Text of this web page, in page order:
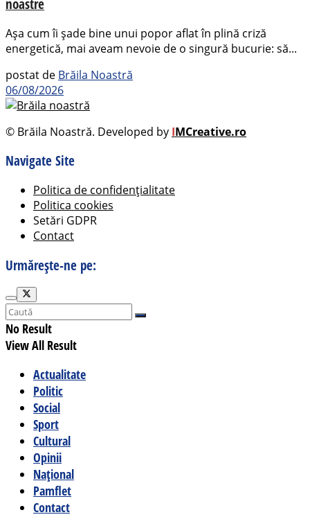
noastre
Așa cum îi șade bine unui popor aflat în plină criză
energetică, mai aveam nevoie de o singură bucurie: să...
postat de Brăila Noastră
06/08/2026
© Brăila Noastră. Developed by IMCreative.ro
Navigate Site
Politica de confidențialitate
Politica cookies
Setări GDPR
Contact
Urmărește-ne pe:
No Result
View All Result
Actualitate
Politic
Social
Sport
Cultural
Opinii
Național
Pamflet
Contact